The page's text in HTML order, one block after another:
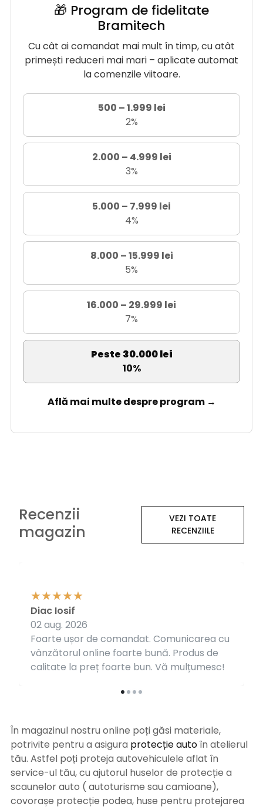
🎁 Program de fidelitate
Bramitech
Cu cât ai comandat mai mult în timp, cu atât
primești reduceri mai mari – aplicate automat
la comenzile viitoare.
500 – 1.999 lei
2%
2.000 – 4.999 lei
3%
5.000 – 7.999 lei
4%
8.000 – 15.999 lei
5%
16.000 – 29.999 lei
7%
Peste 30.000 lei
10%
Află mai multe despre program →
Recenzii
magazin
VEZI TOATE
RECENZIILE
Foarte ușor de comandat. Comunicarea cu
vânzătorul online foarte bună. Produs de
calitate la preț foarte bun. Vă mulțumesc!
Diac Iosif
02 aug. 2026
În magazinul nostru online poți găsi materiale,
potrivite pentru a asigura protecție autoîn atelierul
tău. Astfel poți proteja autovehiculele aflat în
service-ul tău, cu ajutorul huselor de protecție a
scaunelor auto ( autoturisme sau camioane),
covorașe protecție podea, huse pentru protejarea